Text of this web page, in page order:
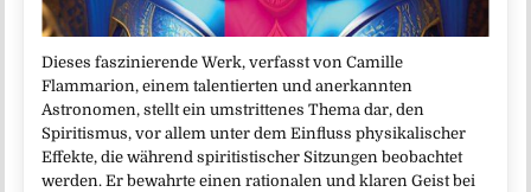
Dieses faszinierende Werk, verfasst von Camille
Flammarion, einem talentierten und anerkannten
Astronomen, stellt ein umstrittenes Thema dar, den
Spiritismus, vor allem unter dem Einfluss physikalischer
Effekte, die während spiritistischer Sitzungen beobachtet
werden. Er bewahrte einen rationalen und klaren Geist bei